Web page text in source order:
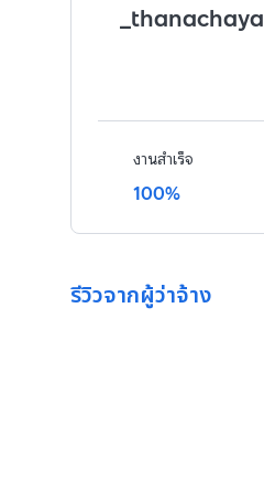
_thanachaya
งานสำเร็จ
100%
รีวิวจากผู้ว่าจ้าง